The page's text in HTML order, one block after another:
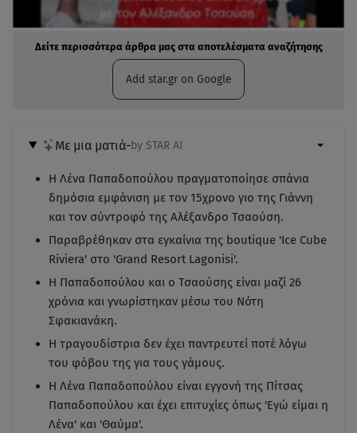
Δείτε περισσότερα άρθρα μας στα αποτελέσματα αναζήτησης
Add star.gr on Google
Με μια ματιά-by STAR AI
Η Λένα Παπαδοπούλου πραγματοποίησε σπάνια
δημόσια εμφάνιση με τον 15χρονο γιο της Γιάννη
και τον σύντροφό της Αλέξανδρο Τσαούση.
Παραβρέθηκαν στα εγκαίνια της boutique 'Ice Cube
Riviera' στο 'Grand Resort Lagonisi'.
Η Παπαδοπούλου και ο Τσαούσης είναι μαζί 26
χρόνια και γνωρίστηκαν μέσω του Νότη
Σφακιανάκη.
Η τραγουδίστρια δεν έχει παντρευτεί ποτέ λόγω
του φόβου της για τους γάμους.
Η Λένα Παπαδοπούλου είναι εγγονή της Πίτσας
Παπαδοπούλου και έχει επιτυχίες όπως 'Εγώ είμαι η
Λένα' και 'Θαύμα'.